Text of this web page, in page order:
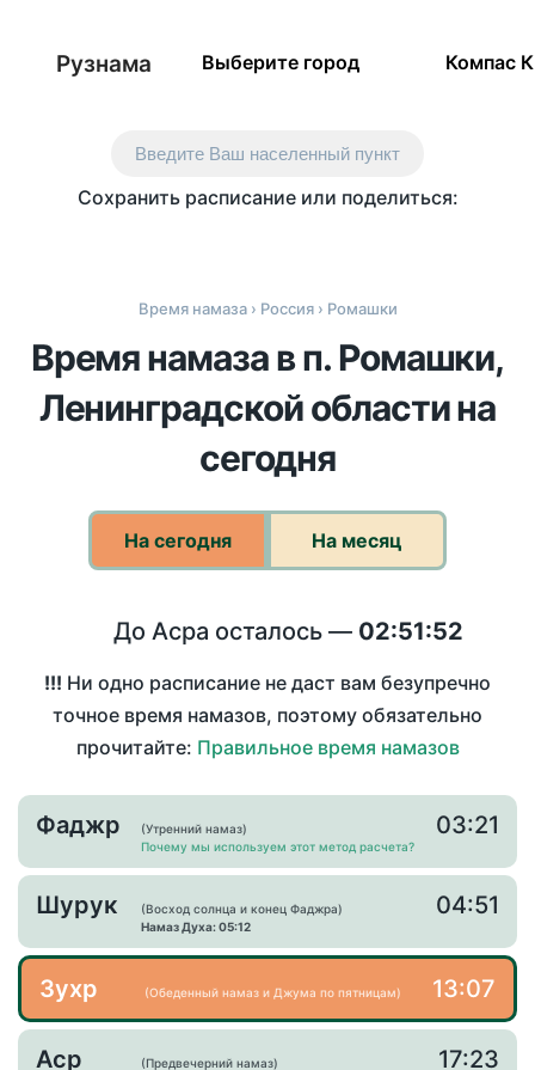
Рузнама Выберите город Компас
Введите Ваш населенный пункт
Сохранить расписание или поделиться:
Время намаза› Россия› Ромашки
Время намаза в п. Ромашки,
Ленинградской области на
сегодня
На сегодня На месяц
До Асра осталось — 02:51:52
!!! Ни одно расписание не даст вам безупречно
точное время намазов, поэтому обязательно
прочитайте: Правильное время намазов
Фаджр
(Утренний намаз)
Почему мы используем этот метод расчета?
03:21
Шурук
(Восход солнца и конец Фаджра)
Намаз Духа: 05:12
04:51
Зухр (Обеденный намаз и Джума по пятницам) 13:07
Аср (Предвечерний намаз) 17:23